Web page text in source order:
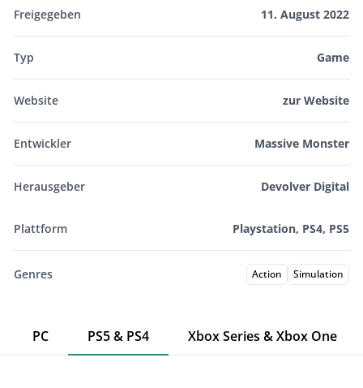
Freigegeben 11. August 2022
Typ Game
Website zur Website
Entwickler Massive Monster
Herausgeber Devolver Digital
Plattform Playstation, PS4, PS5
Genres Action Simulation
PC PS5 & PS4 Xbox Series & Xbox One